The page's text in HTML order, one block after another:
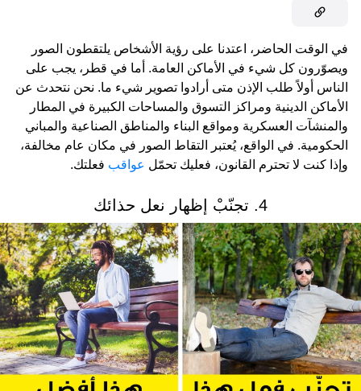
في الوقت الحاضر، اعتدنا على رؤية الأشخاص يلتقطون الصور
ويصوّرون كل شيء في الأماكن العامة. أما في قطر، يجب على
الناس أولاً طلب الإذن متى أرادوا تصوير شيء ما. نحن نتحدث عن
الأماكن الدينية ومراكز التسوق والمساحات الكبيرة في المطار
والمنشآت العسكرية ومواقع البناء والمناطق الصناعية والمباني
الحكومية. في الواقع، يُعتبر التقاط الصور في مكان عام مخالفة،
وإذا كنت لا تحترم القانون، فعليك تحمّل عواقب فعلتك.
4. تجنّبْ إظهار نعل حذائك